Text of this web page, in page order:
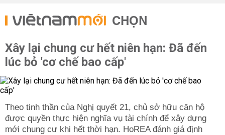
CHỌN
Xây lại chung cư hết niên hạn: Đã đến
lúc bỏ 'cơ chế bao cấp'
Theo tinh thần của Nghị quyết 21, chủ sở hữu căn hộ
được quyền thực hiện nghĩa vụ tài chính để xây dựng
mới chung cư khi hết thời hạn. HoREA đánh giá định